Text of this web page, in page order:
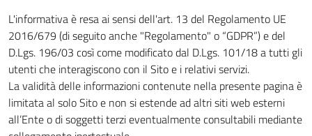
L'informativa è resa ai sensi dell'art. 13 del Regolamento UE
2016/679 (di seguito anche "Regolamento" o “GDPR”) e del
D.Lgs. 196/03 così come modificato dal D.Lgs. 101/18 a tutti gli
utenti che interagiscono con il Sito e i relativi servizi.
La validità delle informazioni contenute nella presente pagina è
limitata al solo Sito e non si estende ad altri siti web esterni
all’Ente o di soggetti terzi eventualmente consultabili mediante